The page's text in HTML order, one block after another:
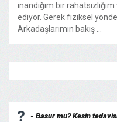
inandığım bir
ediyor. Gerek fiziksel
Arkadaşlarımın bakış ...
- Basur mu? Kesin